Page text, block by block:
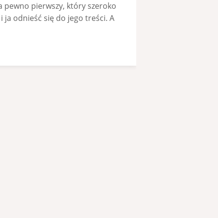
pewno pierwszy, który szeroko
ja odnieść się do jego treści. A